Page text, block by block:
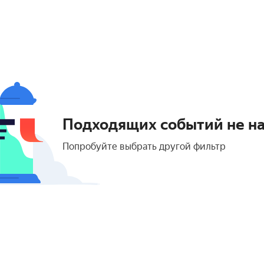
Подходящих событий не
Попробуйте выбрать другой фильтр